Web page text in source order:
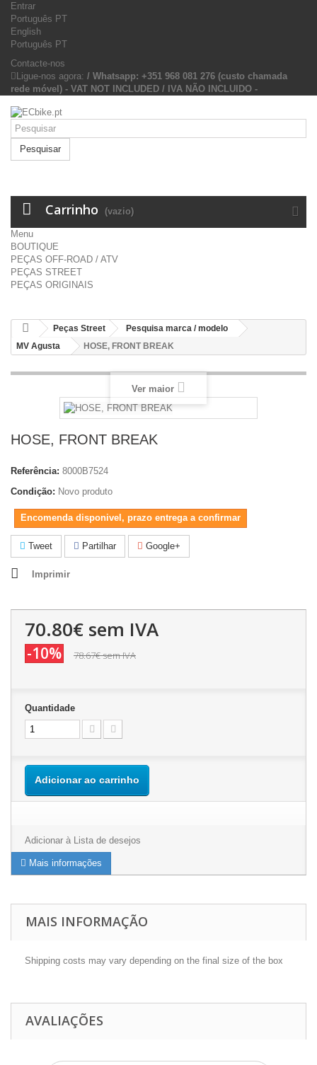
Entrar
Português PT
English
Português PT
Contacte-nos
Ligue-nos agora: / Whatsapp: +351 968 081 276 (custo chamada
rede móvel) - VAT NOT INCLUDED / IVA NÃO INCLUIDO -
Pesquisar
Carrinho (vazio)
Menu
BOUTIQUE
PEÇAS OFF-ROAD / ATV
PEÇAS STREET
PEÇAS ORIGINAIS
Peças Street
Pesquisa marca / modelo
MV Agusta
HOSE, FRONT BREAK
Ver maior
HOSE, FRONT BREAK
Referência: 8000B7524
Condição: Novo produto
Encomenda disponivel, prazo entrega a confirmar
Tweet Partilhar Google+
Imprimir
70.80€ sem IVA
-10% 78.67€sem IVA
Quantidade
Adicionar ao carrinho
Adicionar à Lista de desejos
Mais informações
MAIS INFORMAÇÃO
Shipping costs may vary depending on the final size of the box
AVALIAÇÕES